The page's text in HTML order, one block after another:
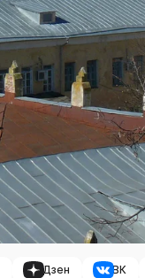
Дзен ВК